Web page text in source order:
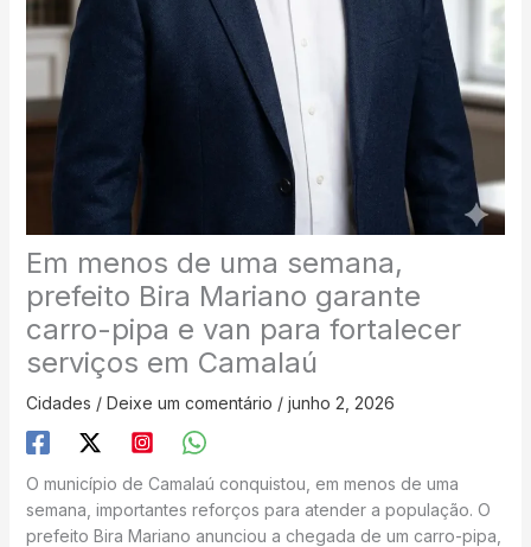
Em menos de uma semana,
prefeito Bira Mariano garante
carro-pipa e van para fortalecer
serviços em Camalaú
Cidades / Deixe um comentário / junho 2, 2026
O município de Camalaú conquistou, em menos de uma
semana, importantes reforços para atender a população. O
prefeito Bira Mariano anunciou a chegada de um carro-pipa,